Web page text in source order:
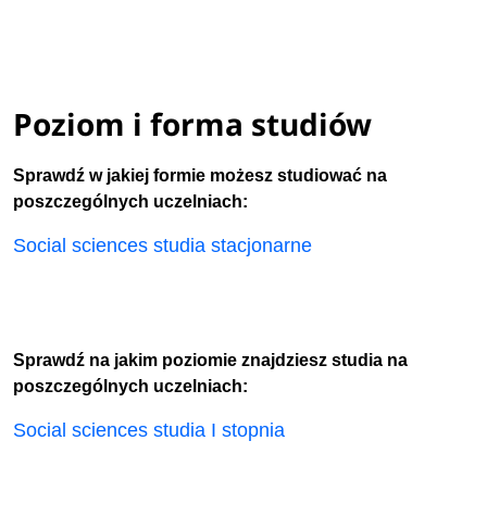
Poziom i forma studiów
Sprawdź w jakiej formie możesz studiować na
poszczególnych uczelniach:
Social sciences studia stacjonarne
Sprawdź na jakim poziomie znajdziesz studia na
poszczególnych uczelniach:
Social sciences studia I stopnia